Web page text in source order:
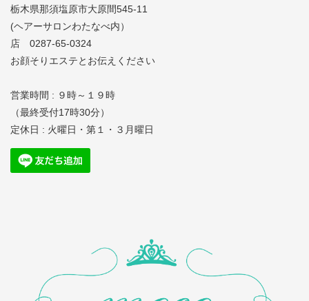
栃木県那須塩原市大原間545-11
(ヘアーサロンわたなべ内）
店 0287-65-0324
お顔そりエステとお伝えください
営業時間 : ９時～１９時
（最終受付17時30分）
定休日 : 火曜日・第１・３月曜日